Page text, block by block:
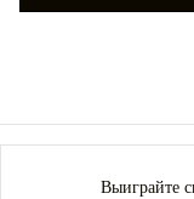
Выиграйте